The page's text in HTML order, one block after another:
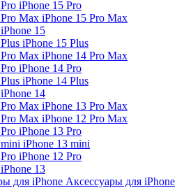
iPhone 15 Pro
iPhone 15 Pro Max
iPhone 15
iPhone 15 Plus
iPhone 14 Pro Max
iPhone 14 Pro
iPhone 14 Plus
iPhone 14
iPhone 13 Pro Max
iPhone 12 Pro Max
iPhone 13 Pro
iPhone 13 mini
iPhone 12 Pro
iPhone 13
Аксессуары для iPhone